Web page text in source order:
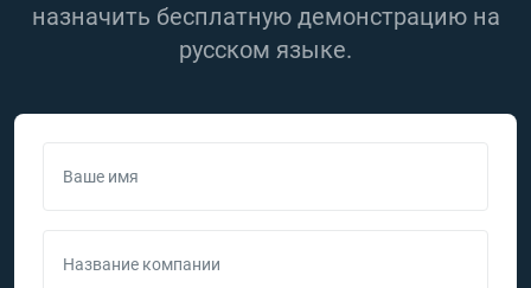
назначить бесплатную демонстрацию на
русском языке.
Ваше имя
Название компании